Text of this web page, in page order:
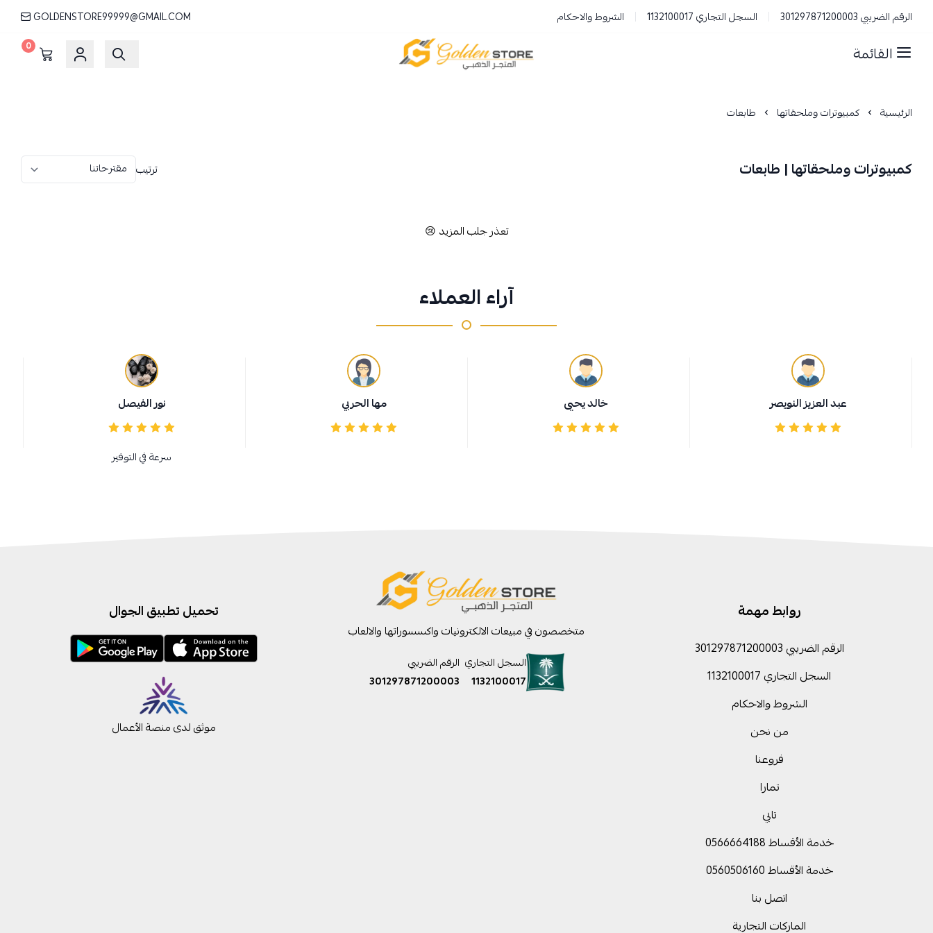
الرقم الضريبي 301297871200003 السجل التجاري 1132100017 الشروط والاحكام GOLDENSTORE99999@GMAIL.COM
القائمة المتجر الذهبي
0
الرئيسية كمبيوترات وملحقاتها طابعات
كمبيوترات وملحقاتها | طابعات ترتيب
تعذر جلب المزيد 😢
آراء العملاء
عبد العزيز النويصر خالد يحيى مها الحربي نور الفيصل
سرعة في التوفير
روابط مهمة
الرقم الضريبي 301297871200003
السجل التجاري 1132100017
الشروط والاحكام
من نحن
فروعنا
تمارا
تابي
خدمة الأقساط 0566664188
خدمة الأقساط 0560506160
اتصل بنا
الماركات التجارية
متخصصون في مبيعات الالكترونيات واكسسوراتها والالعاب
السجل التجاري
1132100017
الرقم الضريبي
301297871200003
تحميل تطبيق الجوال
موثق لدى منصة الأعمال